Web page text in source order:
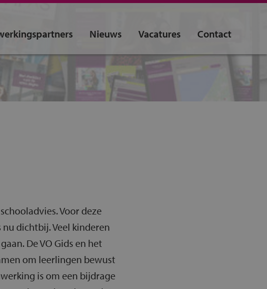
Nieuws Vacatures Contact
Voor deze
dichtbij. Veel kinderen
De VO Gids en het
om leerlingen bewust
is om een bijdrage